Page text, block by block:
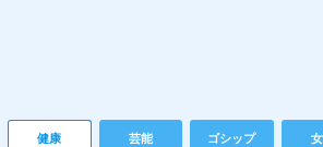
健康 芸能 ゴシップ